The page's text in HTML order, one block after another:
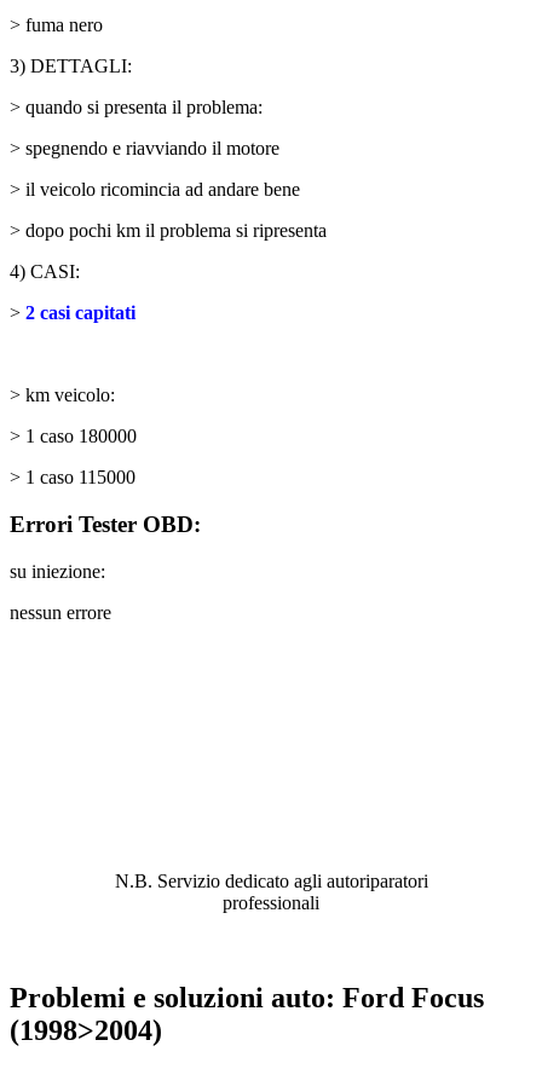
> fuma nero
3) DETTAGLI:
> quando si presenta il problema:
> spegnendo e riavviando il motore
> il veicolo ricomincia ad andare bene
> dopo pochi km il problema si ripresenta
4) CASI:
> 2 casi capitati
> km veicolo:
> 1 caso 180000
> 1 caso 115000
Errori Tester OBD:
su iniezione:
nessun errore
N.B. Servizio dedicato agli autoriparatori
professionali
Problemi e soluzioni auto: Ford Focus
(1998>2004)